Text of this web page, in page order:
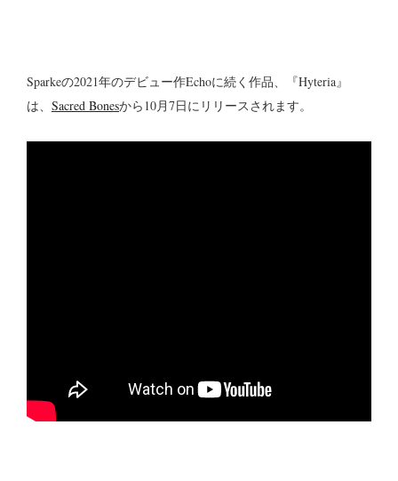
Sparkeの2021年のデビュー作Echoに続く作品、『Hyteria』
は、 Sacred Bonesから10月7日にリリースされます。